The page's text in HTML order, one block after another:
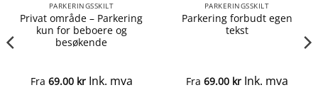
PARKERINGSSKILT
Privat område – Parkering
kun for beboere og
besøkende
Fra 69.00 kr Ink. mva
PARKERINGSSKILT
Parkering forbudt egen
tekst
Fra 69.00 kr Ink. mva